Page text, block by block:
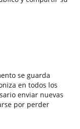
se guarda
en todos los
enviar nuevas
por perder